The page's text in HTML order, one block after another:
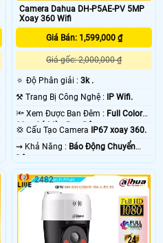
Camera Dahua DH-P5AE-PV 5MP
Xoay 360 Wifi
Giá Bán: 1,599,000 ₫
Giá gốc: 2,000,000 ₫
🔅 Độ Phân giải :3k .
⚒ Trang Bị Công Nghệ :
IP Wifi.
🔦 Xem Được Ban Đêm : Full Color
30m Có Màu Ban Ðêm.
💢 Cấu Tạo Camera
IP67 xoay 360.
️⇝ Khả Năng : Báo Động Chuyển
2482